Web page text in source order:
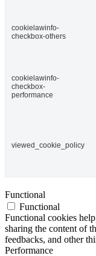
cookielawinfo-
checkbox-others
cookielawinfo-
checkbox-
performance
viewed_cookie_policy
Functional
Functional
Functional cookies
sharing the content of
feedbacks, and other
Performance